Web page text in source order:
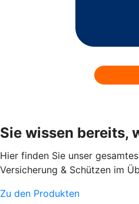
Sie wissen bereits,
Hier finden Sie unser
Versicherung & Schützen im
Zu den Produkten